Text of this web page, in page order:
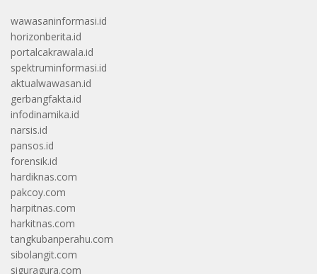
wawasaninformasi.id
horizonberita.id
portalcakrawala.id
spektruminformasi.id
aktualwawasan.id
gerbangfakta.id
infodinamika.id
narsis.id
pansos.id
forensik.id
hardiknas.com
pakcoy.com
harpitnas.com
harkitnas.com
tangkubanperahu.com
sibolangit.com
siguragura.com